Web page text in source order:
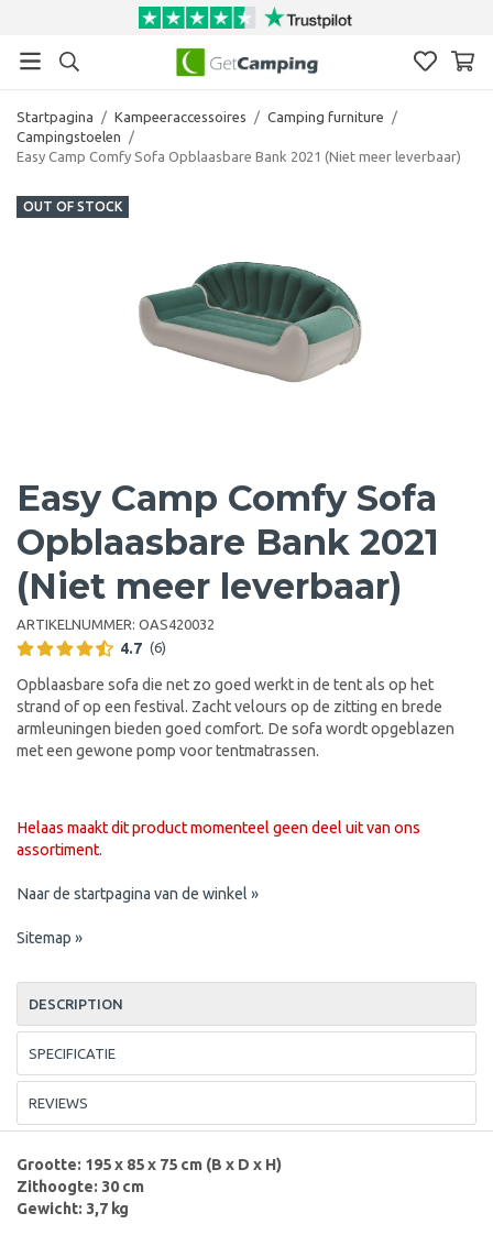
Startpagina / Kampeeraccessoires / Camping furniture
/
Campingstoelen
/
Easy Camp Comfy Sofa Opblaasbare Bank 2021 (Niet meer leverbaar)
OUT OF STOCK
Easy Camp Comfy Sofa
Opblaasbare Bank 2021
(Niet meer leverbaar)
ARTIKELNUMMER: OAS420032
4.7 (6)
Opblaasbare sofa die net zo goed werkt in de tent als op het
strand of op een festival. Zacht velours op de zitting en brede
armleuningen bieden goed comfort. De sofa wordt opgeblazen
met een gewone pomp voor tentmatrassen.
Helaas maakt dit product momenteel geen deel uit van ons
assortiment.
Naar de startpagina van de winkel »
Sitemap »
DESCRIPTION
SPECIFICATIE
REVIEWS
Grootte: 195 x 85 x 75 cm (B x D x H)
Zithoogte: 30 cm
Gewicht: 3,7 kg